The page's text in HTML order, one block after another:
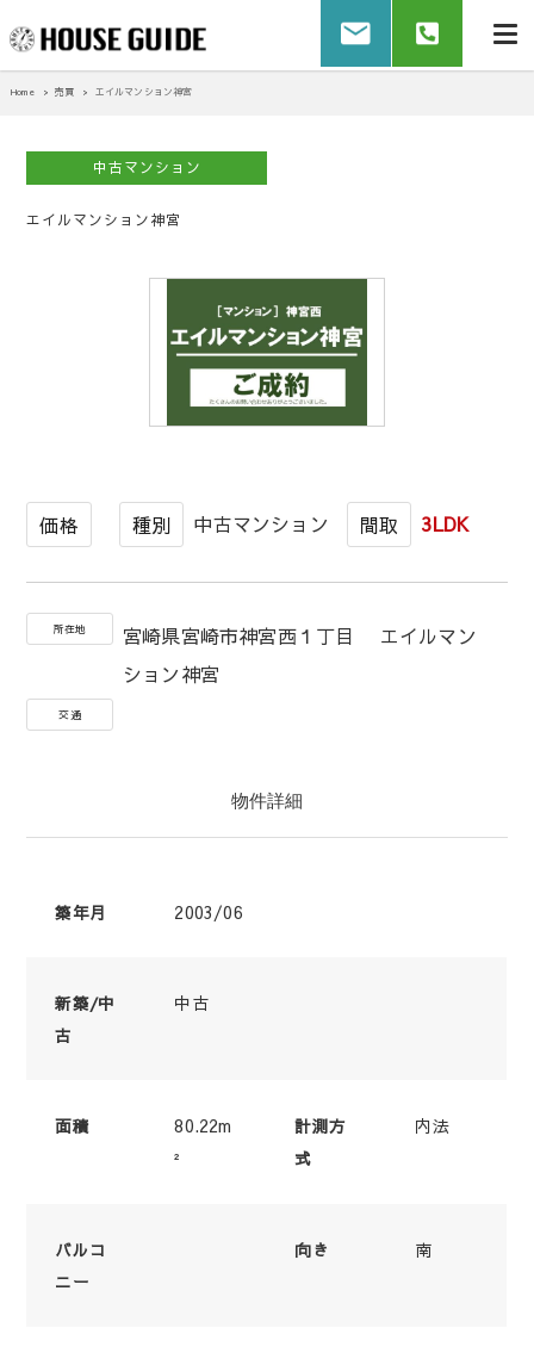
Home 売買 エイルマンション神宮
中古マンション
エイルマンション神宮
価格 種別 中古マンション 間取 3LDK
所在地
宮崎県宮崎市神宮西１丁目 エイルマン
ション神宮
交通
物件詳細
築年月 2003/06
新築/中
古
中古
面積
80.22m
²
計測方
式
内法
バルコ
ニー
向き 南